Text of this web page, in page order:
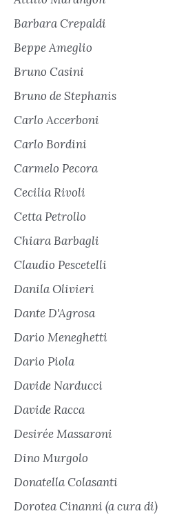
Barbara Crepaldi
Beppe Ameglio
Bruno Casini
Bruno de Stephanis
Carlo Accerboni
Carlo Bordini
Carmelo Pecora
Cecilia Rivoli
Cetta Petrollo
Chiara Barbagli
Claudio Pescetelli
Danila Olivieri
Dante D'Agrosa
Dario Meneghetti
Dario Piola
Davide Narducci
Davide Racca
Desirée Massaroni
Dino Murgolo
Donatella Colasanti
Dorotea Cinanni (a cura di)